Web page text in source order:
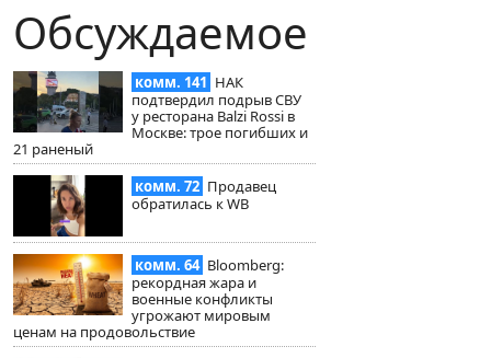
Обсуждаемое
комм. 141 НАК
подтвердил подрыв СВУ
у ресторана Balzi Rossi в
Москве: трое погибших и
21 раненый
комм. 72 Продавец
обратилась к WB
комм. 64 Bloomberg:
рекордная жара и
военные конфликты
угрожают мировым
ценам на продовольствие